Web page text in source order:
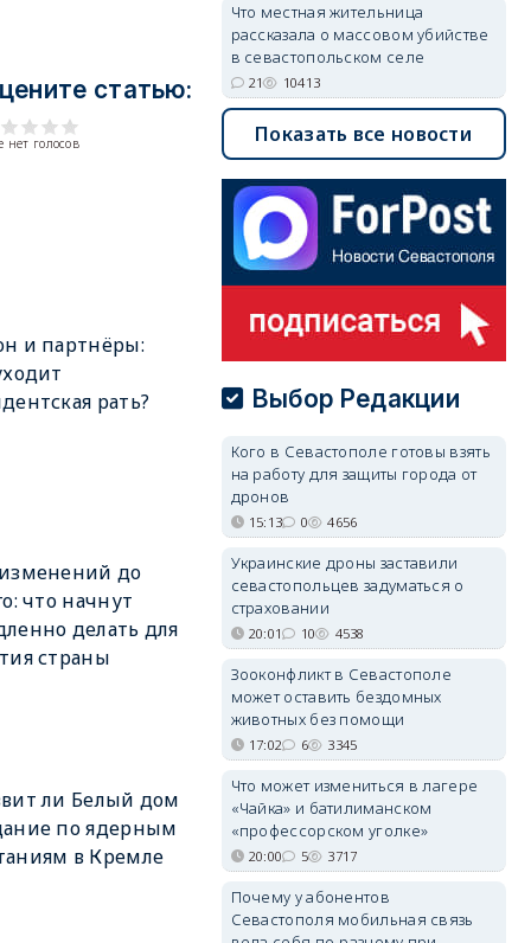
статью:
нет голосов
и партнёры:
рать?
до
что начнут
делать для
страны
ли Белый дом
по ядерным
в Кремле
Что местная жительница
рассказала о массовом убийстве
в севастопольском селе
21 10413
Показать все новости
Выбор Редакции
Кого в Севастополе готовы взять
на работу для защиты города от
дронов
15:13 0 4656
Украинские дроны заставили
севастопольцев задуматься о
страховании
20:01 10 4538
Зооконфликт в Севастополе
может оставить бездомных
животных без помощи
17:02 6 3345
Что может измениться в лагере
«Чайка» и батилиманском
«профессорском уголке»
20:00 5 3717
Почему у абонентов
Севастополя мобильная связь